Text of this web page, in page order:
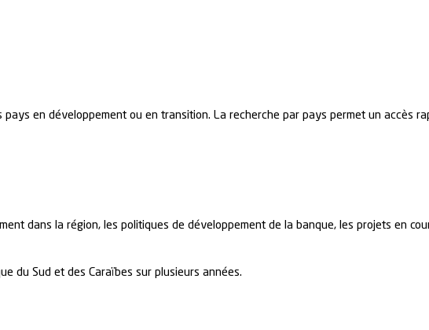
en développement ou en transition. La recherche par pays permet un accès
dans la région, les politiques de développement de la banque, les projets en
du Sud et des Caraïbes sur plusieurs années.